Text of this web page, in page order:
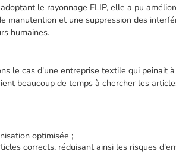
le rayonnage FLIP, elle a pu
manutention et une suppression des
humaines.
le cas d'une entreprise textile qui peinait
beaucoup de temps à chercher les
optimisée ;
corrects, réduisant ainsi les risques